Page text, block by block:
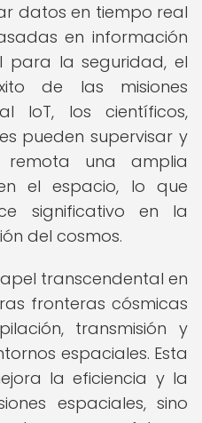
datos en tiempo real
en información
para la seguridad, el
de las misiones
IoT, los científicos,
pueden supervisar y
una amplia
el espacio, lo que
significativo en la
del cosmos.
transcendental en
fronteras cósmicas
transmisión y
espaciales. Esta
la eficiencia y la
espaciales, sino